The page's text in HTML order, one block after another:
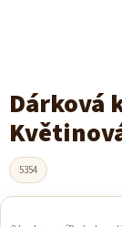
Dárková
5354